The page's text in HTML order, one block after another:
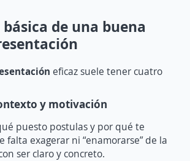
de una buena
eficaz suele tener cuatro
y motivación
puesto postulas y por qué te
falta exagerar ni “enamorarse” de la
ser claro y concreto.